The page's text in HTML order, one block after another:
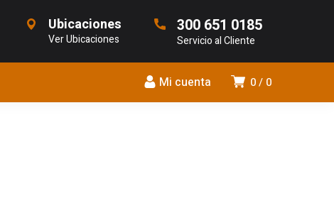
Ubicaciones
Ver Ubicaciones
300 651 0185
Servicio al Cliente
0 0
Mi cuenta